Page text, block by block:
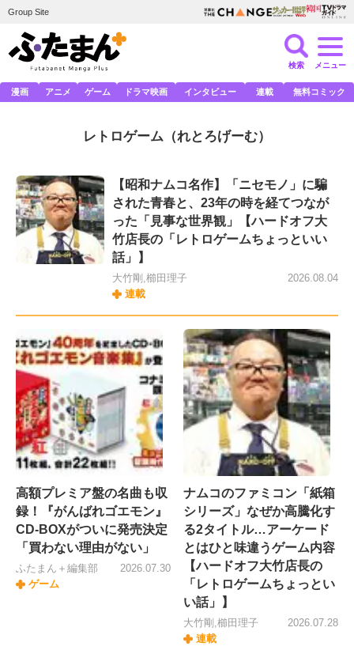
Group Site
検索 メニュー
漫画 アニメ ゲーム ドラマ映画 インタビュー 連載 無料コミック
レトロゲーム （れとろげーむ）
【昭和ナムコ名作】「ニセモノ」に騙
された青春と、23年の時を経てつなが
った「見事な世界観」【ハードオフ大
竹店長の「レトロゲームちょっといい
話」】
大竹剛,櫛田理子
連載
2026.08.04
高額プレミア盤の名曲も収
録！『がんばれゴエモン』
CD-BOXがついに発売決定
「買わない理由がない」
ふたまん＋編集部
ゲーム
2026.07.30
ナムコのファミコン「紙箱
シリーズ」なぜか高騰化す
る2タイトル…アーケード
とはひと味違うゲーム内容
【ハードオフ大竹店長の
「レトロゲームちょっとい
い話」】
大竹剛,櫛田理子
連載
2026.07.28